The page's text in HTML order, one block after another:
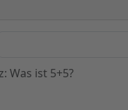
Was ist 5+5?